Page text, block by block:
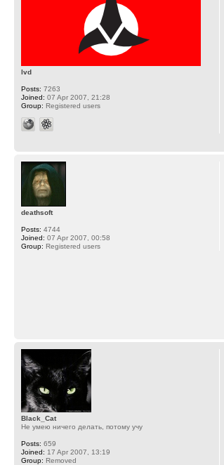
lvd
Posts: 7263
Joined: 07 Apr 2007, 21:28
Group: Registered users
deathsoft
Posts: 4744
Joined: 07 Apr 2007, 00:58
Group: Registered users
Black_Cat
Не умею ничего делать, потому учу
Posts: 659
Joined: 17 Apr 2007, 13:19
Group: Removed